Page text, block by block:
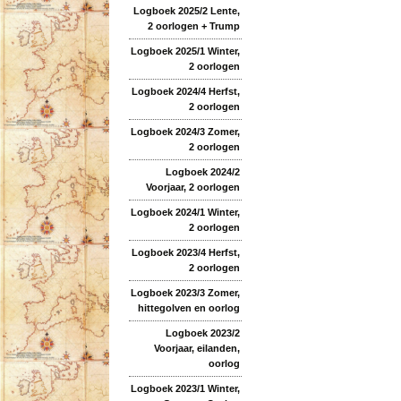
Logboek 2025/2 Lente,
2 oorlogen + Trump
Logboek 2025/1 Winter,
2 oorlogen
Logboek 2024/4 Herfst,
2 oorlogen
Logboek 2024/3 Zomer,
2 oorlogen
Logboek 2024/2
Voorjaar, 2 oorlogen
Logboek 2024/1 Winter,
2 oorlogen
Logboek 2023/4 Herfst,
2 oorlogen
Logboek 2023/3 Zomer,
hittegolven en oorlog
Logboek 2023/2
Voorjaar, eilanden,
oorlog
Logboek 2023/1 Winter,